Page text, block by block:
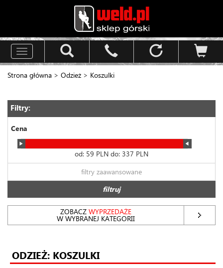
Toggle
navigation
Strona główna > Odzież > Koszulki
Filtry:
Cena
od: 59 PLN do: 337 PLN
filtry zaawansowane
filtruj
ZOBACZWYPRZEDAŻE
W WYBRANEJ KATEGORII
ODZIEŻ: KOSZULKI